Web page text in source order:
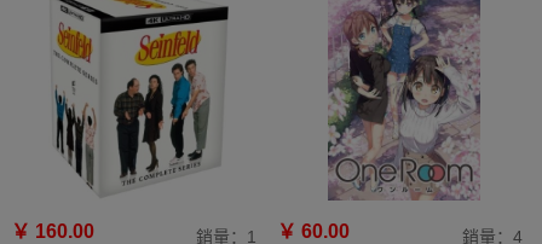
￥ 160.00 銷量：1 ￥ 60.00 銷量：4